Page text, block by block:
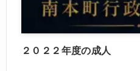
２０２２年度の成人